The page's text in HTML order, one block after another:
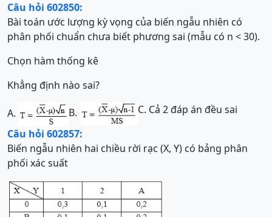
Câu hỏi 602850:
Bài toán ước lượng kỳ vọng của biến ngẫu nhiên có
phân phối chuẩn chưa biết phương sai (mẫu có n < 30).
Chọn hàm thống kê
Khẳng định nào sai?
A. B.
C. Cả 2 đáp án đều sai
Câu hỏi 602857:
Biến ngẫu nhiên hai chiều rời rạc (X, Y) có bảng phân
phối xác suất